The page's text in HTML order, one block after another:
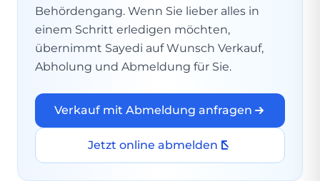
Behördengang. Wenn Sie lieber alles in
einem Schritt erledigen möchten,
übernimmt Sayedi auf Wunsch Verkauf,
Abholung und Abmeldung für Sie.
Verkauf mit Abmeldung anfragen
Jetzt online abmelden